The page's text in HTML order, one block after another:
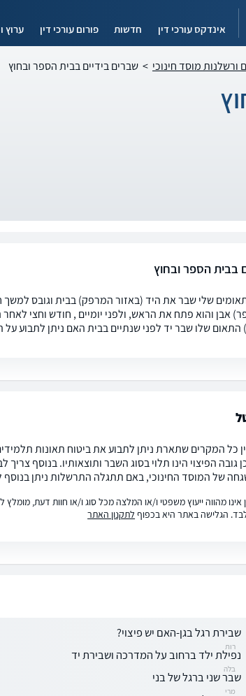
אינדקס עורכי דין חדשות פורום עורכי דין ערוץ
ורשלנות מוסד חינוכי > שברים בידיים בבית הספר ובחוץ
בבית הספר ובחוץ
שלי שבר את היד (באזור המרפק) בבית וגובס למשך
אבן והוא פתח את הראש, ולפני יומיים , חודש וחצי
שלו שבר יד לפני שנתיים בבית האם ניתן לתבוע
גובה הפיצוי הינו תלוי בסוג השבר ותוצאותיו. בנוסף
של המוסד החינוכי, באם תתגלה התרשלות ניתן בנוסף
אינו מהווה ייעוץ משפטי ו/או המלצה מכל סוג ו/או חוות דעת,
הגלישה באתר היא בכפוף לתקנון האתר
שבירת רגל בגן-האם יש פיצוי?
רות
נפילת ילד ברחוב על המדרכה ושבירת יד
בלה
שבר שני ברגל של בני
מרי